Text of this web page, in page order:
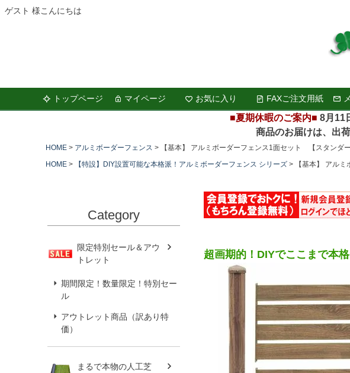
ゲスト 様こんにちは
トップページ
マイページ お気に入り FAXご注文用紙
■夏期休暇のご案内■ 8月11
商品のお届けは、出荷時
HOME アルミボーダーフェンス
【基本】 アルミボーダーフェンス1面セット 【スタン
HOME
【特設】DIY設置可能な本格派！アルミボーダーフェンス シリーズ 【基本】 アル
Category
限定特別セール＆アウ
トレット
期間限定！数量限定！特別セー
ル
アウトレット商品（訳あり特
価）
まるで本物の人工芝
超画期的！DIYでここまで本